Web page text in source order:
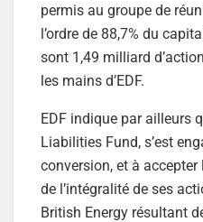
permis au groupe de
l’ordre de 88,7% du
sont 1,49 milliard
les mains d’EDF.
EDF indique par ailleurs
Liabilities Fund, s’est
conversion, et à accepter
de l’intégralité de ses
British Energy résultant